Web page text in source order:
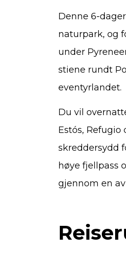
Denne 6-
naturpark, og
under
stiene rundt
eventyrlandet.
Du vil
Estós, Refugio
skreddersydd
høye fjellpass
gjennom en